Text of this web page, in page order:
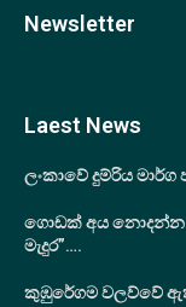
Newsletter
Laest News
ලංකාවේ දුම්රිය
ගොඩක් අය නොදන්න…
මැදුර”….
කුඹුරේගම වලව්වේ